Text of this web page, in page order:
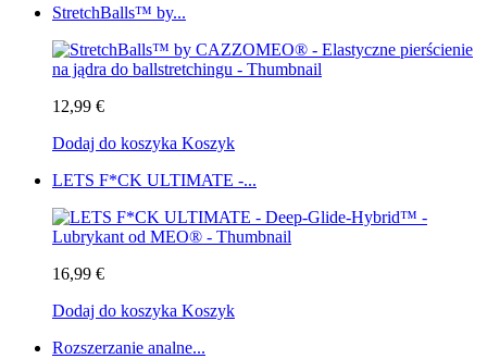
StretchBalls™ by...
12,99 €
Dodaj do koszyka Koszyk
LETS F*CK ULTIMATE -...
16,99 €
Dodaj do koszyka Koszyk
Rozszerzanie analne...